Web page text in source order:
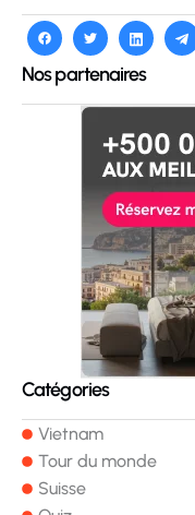
Nos partenaires
Catégories
Vietnam
Tour du monde
Suisse